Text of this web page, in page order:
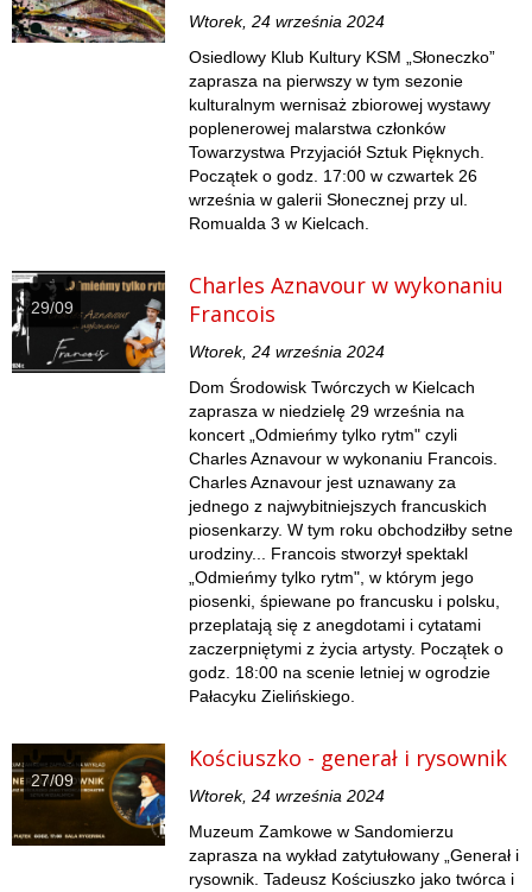
Wtorek, 24 września 2024
Osiedlowy Klub Kultury KSM „Słoneczko”
zaprasza na pierwszy w tym sezonie
kulturalnym wernisaż zbiorowej wystawy
poplenerowej malarstwa członków
Towarzystwa Przyjaciół Sztuk Pięknych.
Początek o godz. 17:00 w czwartek 26
września w galerii Słonecznej przy ul.
Romualda 3 w Kielcach.
29/09
Charles Aznavour w wykonaniu
Francois
Wtorek, 24 września 2024
Dom Środowisk Twórczych w Kielcach
zaprasza w niedzielę 29 września na
koncert „Odmieńmy tylko rytm" czyli
Charles Aznavour w wykonaniu Francois.
Charles Aznavour jest uznawany za
jednego z najwybitniejszych francuskich
piosenkarzy. W tym roku obchodziłby setne
urodziny... Francois stworzył spektakl
„Odmieńmy tylko rytm", w którym jego
piosenki, śpiewane po francusku i polsku,
przeplatają się z anegdotami i cytatami
zaczerpniętymi z życia artysty. Początek o
godz. 18:00 na scenie letniej w ogrodzie
Pałacyku Zielińskiego.
27/09
Kościuszko - generał i rysownik
Wtorek, 24 września 2024
Muzeum Zamkowe w Sandomierzu
zaprasza na wykład zatytułowany „Generał i
rysownik. Tadeusz Kościuszko jako twórca i